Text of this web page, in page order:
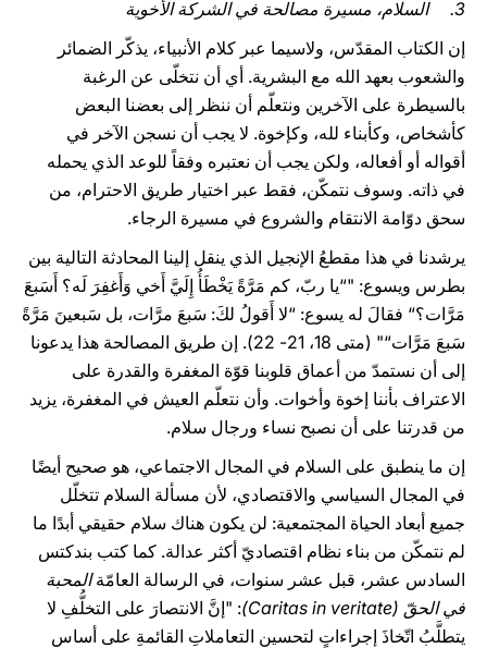
3. السلام، مسيرة مصالحة في الشركة الأخوية
إن الكتاب المقدّس، ولاسيما عبر كلام الأنبياء، يذكّر الضمائر
والشعوب بعهد الله مع البشرية. أي أن نتخلّى عن الرغبة
بالسيطرة على الآخرين ونتعلّم أن ننظر إلى بعضنا البعض
كأشخاص، وكأبناء لله، وكإخوة. لا يجب أن نسجن الآخر في
أقواله أو أفعاله، ولكن يجب أن نعتبره وفقاً للوعد الذي يحمله
في ذاته. وسوف نتمكّن، فقط عبر اختيار طريق الاحترام، من
سحق دوّامة الانتقام والشروع في مسيرة الرجاء.
يرشدنا في هذا مقطعُ الإنجيل الذي ينقل إلينا المحادثة التالية بين
بطرس ويسوع: "“يا ربّ، كم مَرَّةً يَخْطَأُ إِلَيَّ أَخي وَأَغفِرَ لَه؟ أَسَبعَ
مَرَّات؟“ فقالَ له يسوع: “لا أَقولُ لكَ: سَبعَ مرَّات، بل سَبعينَ مَرَّةً
سَبعَ مَرَّات“" (متى 18، 21- 22). إن طريق المصالحة هذا يدعونا
إلى أن نستمدّ من أعماق قلوبنا قوّة المغفرة والقدرة على
الاعتراف بأننا إخوة وأخوات. وأن نتعلّم العيش في المغفرة، يزيد
من قدرتنا على أن نصبح نساء ورجال سلام.
إن ما ينطبق على السلام في المجال الاجتماعي، هو صحيح أيضًا
في المجال السياسي والاقتصادي، لأن مسألة السلام تتخلّل
جميع أبعاد الحياة المجتمعية: لن يكون هناك سلام حقيقي أبدًا ما
لم نتمكّن من بناء نظام اقتصاديّ أكثر عدالة. كما كتب بندكتس
السادس عشر، قبل عشر سنوات، في الرسالة العامّةالمحبة
في الحقّ (Caritas in veritate)
: "إنَّ الانتصارَ على التخلُّفِ لا
يتطلَّبُ اتّخاذَ إجراءاتٍ لتحسينِ التعاملاتِ القائمةِ على أساسِ